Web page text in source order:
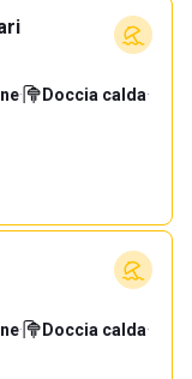
· Doccia calda·
· Doccia calda·